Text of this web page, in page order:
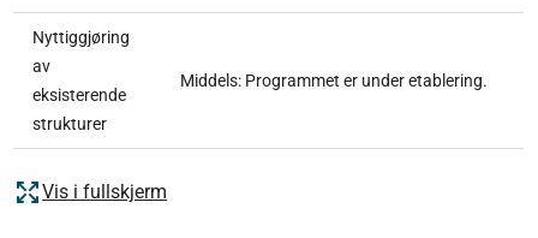
Nyttiggjøring
av
eksisterende
strukturer
Middels: Programmet er under etablering.
Vis i fullskjerm